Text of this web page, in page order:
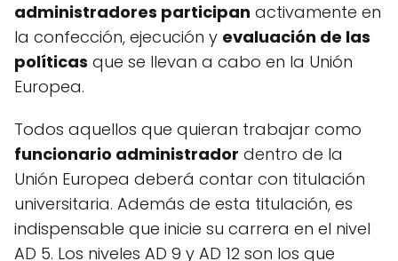
administradores participan activamente en
la confección, ejecución y evaluación de las
políticas que se llevan a cabo en la Unión
Europea.
Todos aquellos que quieran trabajar como
funcionario administrador dentro de la
Unión Europea deberá contar con titulación
universitaria. Además de esta titulación, es
indispensable que inicie su carrera en el nivel
AD 5. Los niveles AD 9 y AD 12 son los que